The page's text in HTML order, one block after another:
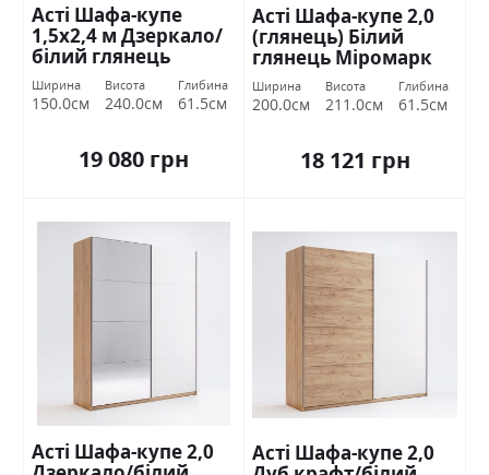
Асті Шафа-купе
1,5х2,4 м Дзеркало/
білий глянець
Міромарк
Ширина
150.0см
Висота
240.0см
Глибина
61.5см
19 080 грн
Асті Шафа-купе 2,0
(глянець) Білий
глянець Міромарк
Ширина
200.0см
Висота
211.0см
Глибина
61.5см
18 121 грн
Асті Шафа-купе 2,0
Асті Шафа-купе 2,0